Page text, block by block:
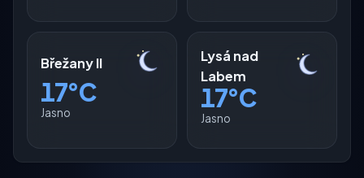
Břežany II
17°C
Jasno
Lysá nad
Labem
17°C
Jasno